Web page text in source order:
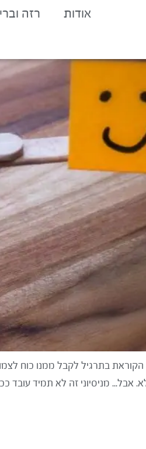
אודות רזה
הקוראת בתרגיל לקבל ממנו כוח
אבל... מניסיוני זה לא תמיד